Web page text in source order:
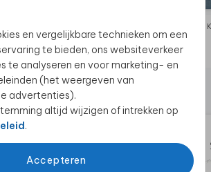
en vergelijkbare technieken om een
te bieden, ons websiteverkeer
te analyseren en voor marketing- en
(het weergeven van
advertenties).
altijd wijzigen of intrekken op
.
Accepteren
set